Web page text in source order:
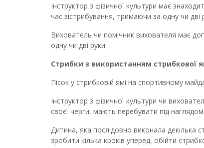
Інструктор з фізичної культури має
час зістрибування, тримаючи за одну чи
Вихователь чи помічник вихователя має
одну чи дві руки.
Стрибки з використанням стрибкової
Пісок у стрибковій ямі на спортивному
Інструктор з фізичної культури чи
своєї черги, мають перебувати під
Дитина, яка послідовно виконала декілька
зробити кілька кроків уперед, обійти